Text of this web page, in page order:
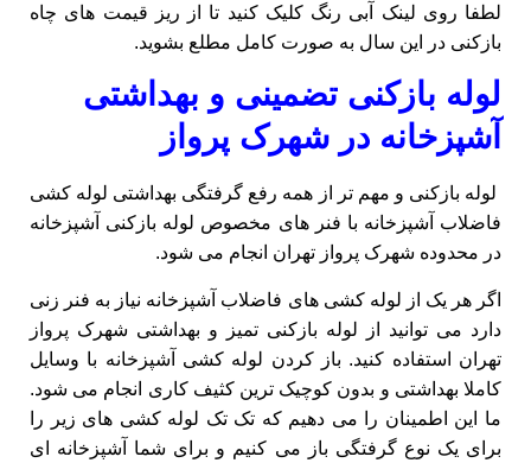
لطفا روی لینک آبی رنگ کلیک کنید تا از ریز قیمت های چاه
بازکنی در این سال به صورت کامل مطلع بشوید.
لوله بازکنی تضمینی و بهداشتی
آشپزخانه در شهرک پرواز
لوله بازکنی و مهم تر از همه رفع گرفتگی بهداشتی لوله کشی
فاضلاب آشپزخانه با فنر های مخصوص لوله بازکنی آشپزخانه
در محدوده شهرک پرواز تهران انجام می شود.
اگر هر یک از لوله کشی های فاضلاب آشپزخانه نیاز به فنر زنی
دارد می توانید از لوله بازکنی تمیز و بهداشتی شهرک پرواز
تهران استفاده کنید. باز کردن لوله کشی آشپزخانه با وسایل
کاملا بهداشتی و بدون کوچیک ترین کثیف کاری انجام می شود.
ما این اطمینان را می دهیم که تک تک لوله کشی های زیر را
برای یک نوع گرفتگی باز می کنیم و برای شما آشپزخانه ای